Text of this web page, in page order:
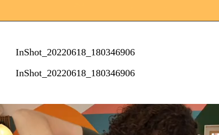
InShot_20220618_180346906
InShot_20220618_180346906